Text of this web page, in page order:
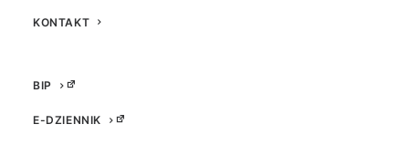
KONTAKT
BIP
E-DZIENNIK